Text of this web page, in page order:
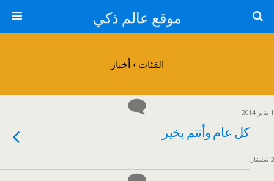
موقع عالم ذكي
الفئات › أخبار
1 يناير 2014
كل عام وأنتم بخير
2 تعليقان